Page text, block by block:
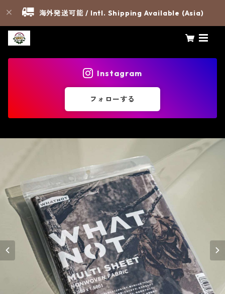
海外発送可能 / Intl. Shipping Available (Asia)
Instagram
フォローする